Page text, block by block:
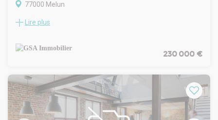
77000 Melun
MELUN (77), nous vous proposons à la vente un local loué à
entrée de ville. En sus, places de parkings en sous-sol et
extérieur.
Lire plus
230 000 €